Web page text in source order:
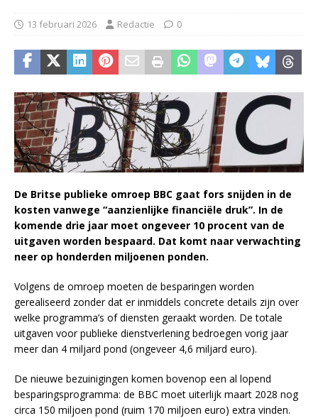
13 februari 2026 Redactie 0
De Britse publieke omroep BBC gaat fors snijden in de
kosten vanwege “aanzienlijke financiële druk”. In de
komende drie jaar moet ongeveer 10 procent van de
uitgaven worden bespaard. Dat komt naar verwachting
neer op honderden miljoenen ponden.
Volgens de omroep moeten de besparingen worden
gerealiseerd zonder dat er inmiddels concrete details zijn over
welke programma’s of diensten geraakt worden. De totale
uitgaven voor publieke dienstverlening bedroegen vorig jaar
meer dan 4 miljard pond (ongeveer 4,6 miljard euro).
De nieuwe bezuinigingen komen bovenop een al lopend
besparingsprogramma: de BBC moet uiterlijk maart 2028 nog
circa 150 miljoen pond (ruim 170 miljoen euro) extra vinden.